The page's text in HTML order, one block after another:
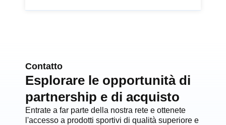
Contatto
Esplorare le opportunità di
partnership e di acquisto
Entrate a far parte della nostra rete e ottenete
l'accesso a prodotti sportivi di qualità superiore e